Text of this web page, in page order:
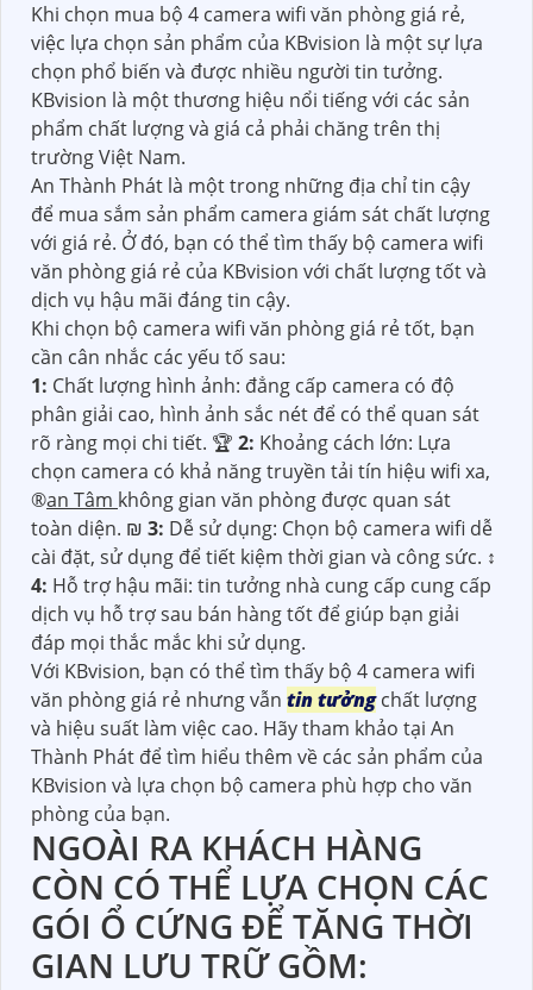
Khi chọn mua bộ 4 camera wifi văn phòng giá rẻ,
việc lựa chọn sản phẩm của KBvision là một sự lựa
chọn phổ biến và được nhiều người tin tưởng.
KBvision là một thương hiệu nổi tiếng với các sản
phẩm chất lượng và giá cả phải chăng trên thị
trường Việt Nam.
An Thành Phát là một trong những địa chỉ tin cậy
để mua sắm sản phẩm camera giám sát chất lượng
với giá rẻ. Ở đó, bạn có thể tìm thấy bộ camera wifi
văn phòng giá rẻ của KBvision với chất lượng tốt và
dịch vụ hậu mãi đáng tin cậy.
Khi chọn bộ camera wifi văn phòng giá rẻ tốt, bạn
cần cân nhắc các yếu tố sau:
1: Chất lượng hình ảnh: đẳng cấp camera có độ
phân giải cao, hình ảnh sắc nét để có thể quan sát
rõ ràng mọi chi tiết. 🏆 2: Khoảng cách lớn: Lựa
chọn camera có khả năng truyền tải tín hiệu wifi xa,
®️an Tâm không gian văn phòng được quan sát
toàn diện. ₪ 3: Dễ sử dụng: Chọn bộ camera wifi dễ
cài đặt, sử dụng để tiết kiệm thời gian và công sức. ↕️
4: Hỗ trợ hậu mãi: tin tưởng nhà cung cấp cung cấp
dịch vụ hỗ trợ sau bán hàng tốt để giúp bạn giải
đáp mọi thắc mắc khi sử dụng.
Với KBvision, bạn có thể tìm thấy bộ 4 camera wifi
văn phòng giá rẻ nhưng vẫn tin tưởngchất lượng
và hiệu suất làm việc cao. Hãy tham khảo tại An
Thành Phát để tìm hiểu thêm về các sản phẩm của
KBvision và lựa chọn bộ camera phù hợp cho văn
phòng của bạn.
NGOÀI RA KHÁCH HÀNG
CÒN CÓ THỂ LỰA CHỌN CÁC
GÓI Ổ CỨNG ĐỂ TĂNG THỜI
GIAN LƯU TRỮ GỒM: